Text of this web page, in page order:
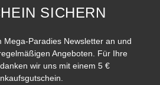
SICHERN
Mega-Paradies Newsletter an und
Angeboten. Für Ihre
wir uns mit einem 5 €